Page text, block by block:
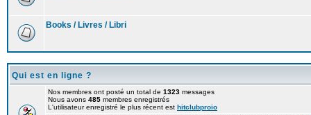
Books / Livres / Libri
Qui est en ligne ?
Nos membres ont posté un total de 1323 messages
Nous avons 485 membres enregistrés
L'utilisateur enregistré le plus récent est hitclubproio